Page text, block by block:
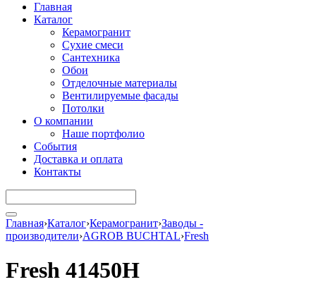
Главная
Каталог
Керамогранит
Сухие смеси
Сантехника
Обои
Отделочные материалы
Вентилируемые фасады
Потолки
О компании
Наше портфолио
События
Доставка и оплата
Контакты
Главная›Каталог›Керамогранит›Заводы -
производители›AGROB BUCHTAL›Fresh
Fresh 41450H